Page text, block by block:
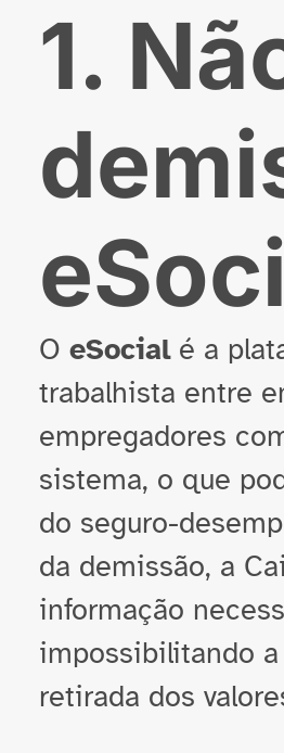
1.
O eSocialé a
trabalhista entre
empregadores
sistema, o que
do seguro-
da demissão, a
informação
impossibilitando
retirada dos